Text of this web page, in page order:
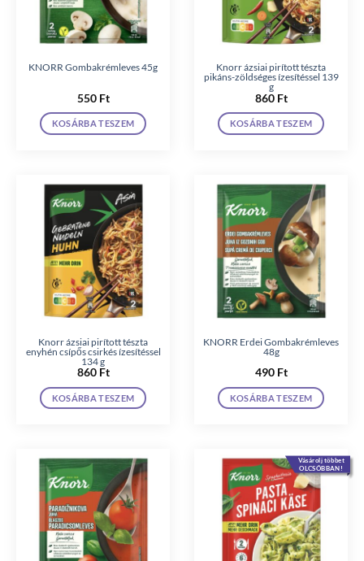
KNORR Gombakrémleves 45g
550 Ft
KOSÁRBA TESZEM
Knorr ázsiai pirított tészta
pikáns-zöldséges ízesítéssel 139
g
860 Ft
KOSÁRBA TESZEM
Knorr ázsiai pirított tészta
enyhén csípős csirkés ízesítéssel
134 g
860 Ft
KOSÁRBA TESZEM
KNORR Erdei Gombakrémleves
48g
490 Ft
KOSÁRBA TESZEM
Vásárolj többet
OLCSÓBBAN!